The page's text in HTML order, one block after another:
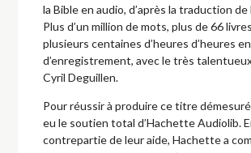
la Bible en audio, d’après la traduction de
Plus d’un million de mots, plus de 66
plusieurs centaines d’heures d’heures
d’enregistrement, avec le très
Cyril Deguillen.
Pour réussir à produire ce titre
eu le soutien total d’Hachette Audiolib.
contrepartie de leur aide, Hachette a